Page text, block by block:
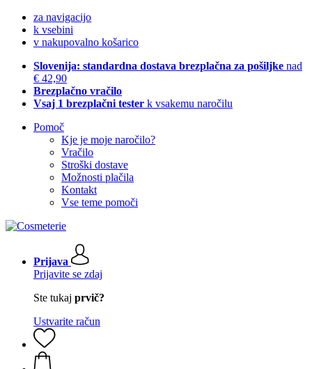
za navigacijo
k vsebini
v nakupovalno košarico
Slovenija: standardna dostava brezplačna za pošiljke nad
€ 42,90
Brezplačno vračilo
Vsaj 1 brezplačni tester k vsakemu naročilu
Pomoč
Kje je moje naročilo?
Vračilo
Stroški dostave
Možnosti plačila
Kontakt
Vse teme pomoči
Prijava
Prijavite se zdaj
Ste tukaj prvič?
Ustvarite račun